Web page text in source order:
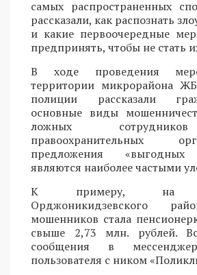
самых распространенных
рассказали, как распознать
и какие первоочередные
предпринять, чтобы не стать
В ходе проведения
территории микрорайона
полиции рассказали
основные виды
ложных
правоохранительных
предложения «выгодных
являются наиболее частыми
К примеру, на
Орджоникидзевского
мошенников стала
свыше 2,73 млн. рублей.
сообщения в
пользователя с ником